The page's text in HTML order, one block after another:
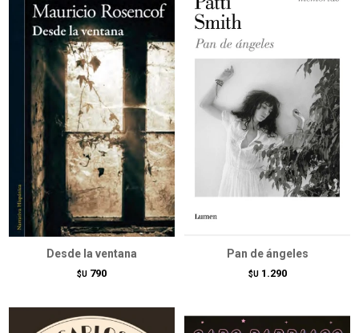
Desde la ventana
$U 790
Pan de ángeles
$U 1.290